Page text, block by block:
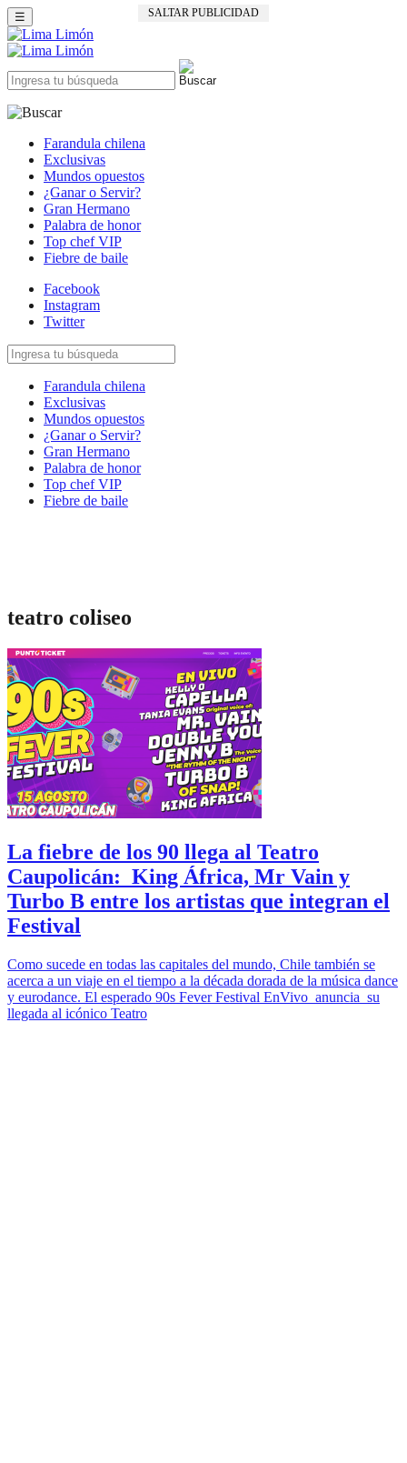
SALTAR PUBLICIDAD
☰
Farandula chilena
Exclusivas
Mundos opuestos
¿Ganar o Servir?
Gran Hermano
Palabra de honor
Top chef VIP
Fiebre de baile
Facebook
Instagram
Twitter
Farandula chilena
Exclusivas
Mundos opuestos
¿Ganar o Servir?
Gran Hermano
Palabra de honor
Top chef VIP
Fiebre de baile
teatro coliseo
La fiebre de los 90 llega al Teatro
Caupolicán: King África, Mr Vain y
Turbo B entre los artistas que integran el
Festival
Como sucede en todas las capitales del mundo, Chile también se
acerca a un viaje en el tiempo a la década dorada de la música dance
y eurodance. El esperado 90s Fever Festival EnVivo anuncia su
llegada al icónico Teatro